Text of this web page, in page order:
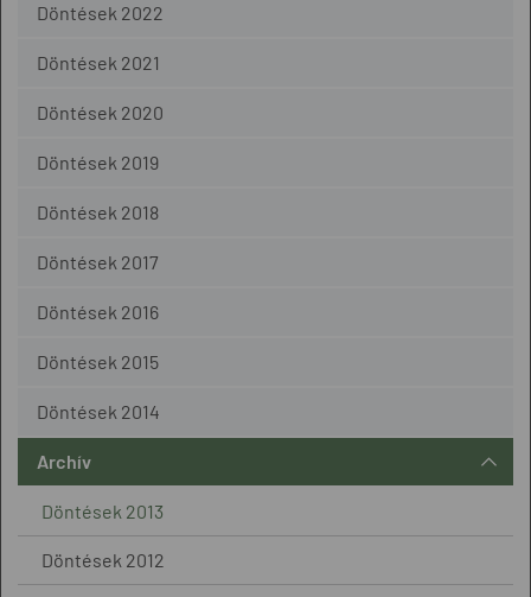
Döntések 2022
Döntések 2021
Döntések 2020
Döntések 2019
Döntések 2018
Döntések 2017
Döntések 2016
Döntések 2015
Döntések 2014
Archív
Döntések 2013
Döntések 2012